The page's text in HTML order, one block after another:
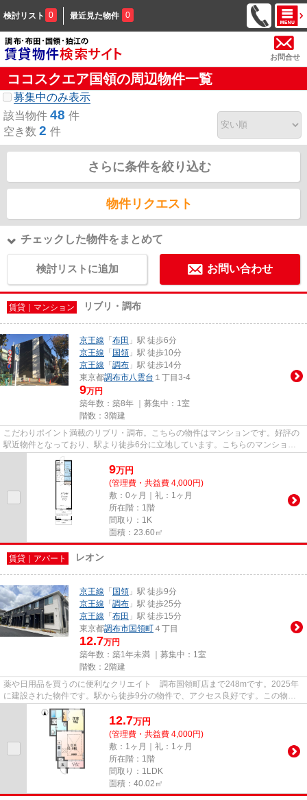
検討リスト 0 最近見た物件 0
お問合せ
ココスクエア国領の周辺物件一覧
募集中のみ表示
該当物件 48 件
空き数 2 件
さらに条件を絞り込む
物件リクエスト
チェックした物件をまとめて
検討リストに追加 お問い合わせ
賃貸｜マンション リブリ・調布
京王線 「 布田 」駅 徒歩6分
京王線 「 国領 」駅 徒歩10分
京王線 「 調布 」駅 徒歩14分
東京都調布市八雲台 １丁目3-4
9万円
築年数：築8年 ｜募集中： 1室
階数：3階建
こだわりポイント満載のリブリ・調布。こちらの物件はマンションです。好評の
駅近物件となっており、駅より徒歩6分に立地しています。こちらのマンション
の家賃は9万です。chofu@horie...
9万円
(管理費・共益費 4,000円)
敷：0ヶ月｜礼：1ヶ月
所在階：1階
間取り：1K
面積：23.60㎡
賃貸｜アパート レオン
京王線 「 国領 」駅 徒歩9分
京王線 「 調布 」駅 徒歩25分
京王線 「 布田 」駅 徒歩15分
東京都調布市国領町 ４丁目
12.7万円
築年数：築1年未満 ｜募集中： 1室
階数：2階建
薬や日用品を買うのに便利なクリエイト 調布国領町店まで248mです。2025年
に建設された物件です。駅から徒歩9分の物件で、アクセス良好です。この物件
は月12.7万円と、グレードの高い...
12.7万円
(管理費・共益費 4,000円)
敷：1ヶ月｜礼：1ヶ月
所在階：1階
間取り：1LDK
面積：40.02㎡